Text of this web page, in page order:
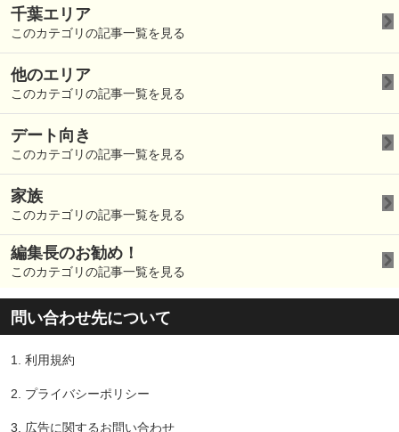
千葉エリア
このカテゴリの記事一覧を見る
他のエリア
このカテゴリの記事一覧を見る
デート向き
このカテゴリの記事一覧を見る
家族
このカテゴリの記事一覧を見る
編集長のお勧め！
このカテゴリの記事一覧を見る
問い合わせ先について
1. 利用規約
2. プライバシーポリシー
3. 広告に関するお問い合わせ